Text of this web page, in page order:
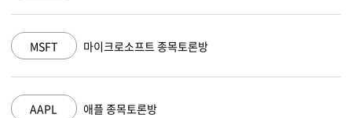
MSFT 마이크로소프트 종목토론방
AAPL 애플 종목토론방